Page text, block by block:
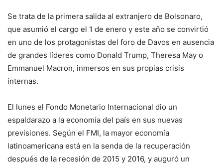
Se trata de la primera salida al extranjero de Bolsonaro,
que asumió el cargo el 1 de enero y este año se convirtió
en uno de los protagonistas del foro de Davos en ausencia
de grandes líderes como Donald Trump, Theresa May o
Emmanuel Macron, inmersos en sus propias crisis
internas.
El lunes el Fondo Monetario Internacional dio un
espaldarazo a la economía del país en sus nuevas
previsiones. Según el FMI, la mayor economía
latinoamericana está en la senda de la recuperación
después de la recesión de 2015 y 2016, y auguró un